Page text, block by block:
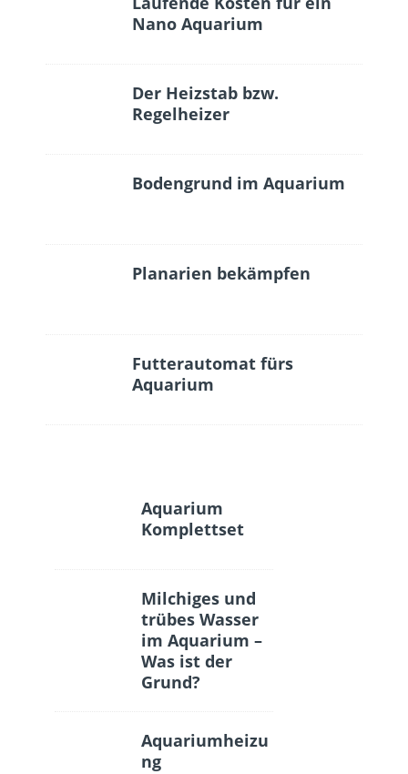
Nano Aquarium
Der Heizstab bzw.
Regelheizer
Bodengrund im Aquarium
Planarien bekämpfen
Futterautomat fürs
Aquarium
Aquarium
Komplettset
Milchiges und
trübes Wasser
im Aquarium –
Was ist der
Grund?
Aquariumheizu
ng